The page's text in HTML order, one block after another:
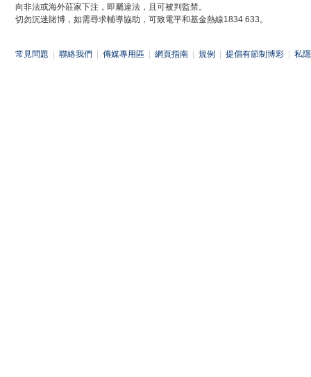
向非法或海外莊家下注，即屬違法，且可被判監禁。
切勿沉迷賭博，如需尋求輔導協助，可致電平和基金熱線1834 633。
常見問題 聯絡我們 傳媒專用區 網頁指南 規例 提倡有節制博彩 私